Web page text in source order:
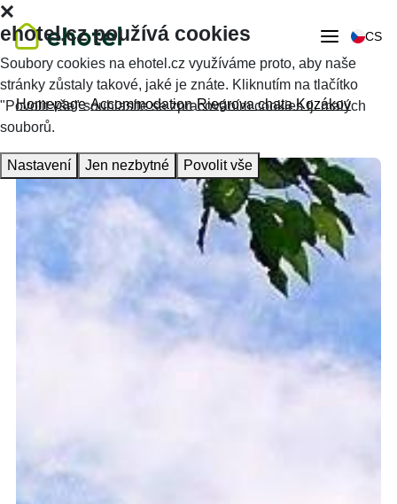
CS
Homepage Accommodation Riegrova chata Kozákov
ehotel.cz používá cookies
Soubory cookies na ehotel.cz využíváme proto, aby naše
stránky zůstaly takové, jaké je znáte. Kliknutím na tlačítko
"Povolit vše" souhlasíte se zpracováním cookies tj. malých
souborů.
Nastavení Jen nezbytné Povolit vše